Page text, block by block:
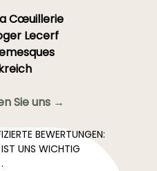
Cœuillerie
Lecerf
Sie uns →
BEWERTUNGEN:
IST UNS WICHTIG
.